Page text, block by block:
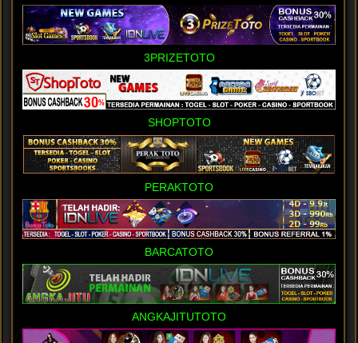
3PRIZETOTO
SHOPTOTO
PERAKTOTO
BARCATOTO
ANGKAJITUTOTO